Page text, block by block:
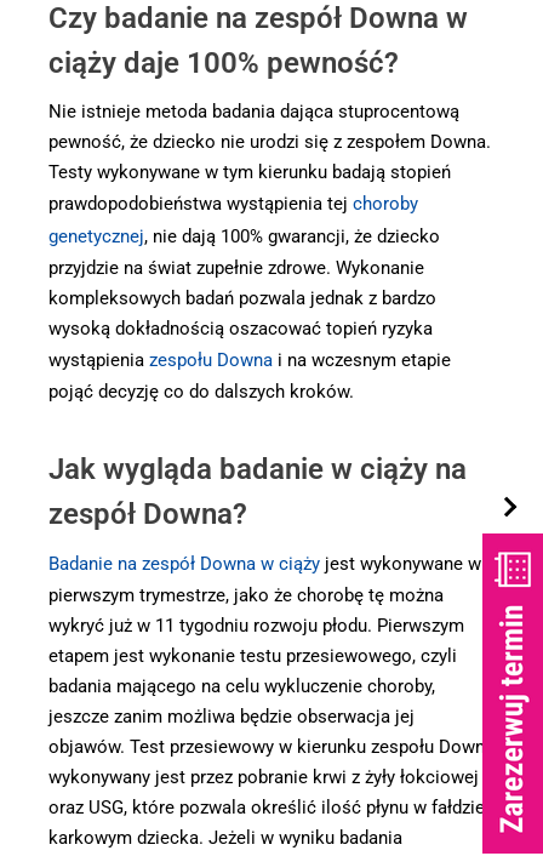
Czy badanie na zespół Downa w
ciąży daje 100% pewność?
Nie istnieje metoda badania dająca stuprocentową
pewność, że dziecko nie urodzi się z zespołem Downa.
Testy wykonywane w tym kierunku badają stopień
prawdopodobieństwa wystąpienia tej choroby
genetycznej, nie dają 100% gwarancji, że dziecko
przyjdzie na świat zupełnie zdrowe. Wykonanie
kompleksowych badań pozwala jednak z bardzo
wysoką dokładnością oszacować topień ryzyka
wystąpienia zespołu Downa i na wczesnym etapie
pojąć decyzję co do dalszych kroków.
Jak wygląda badanie w ciąży na
zespół Downa?
Badanie na zespół Downa w ciąży jest wykonywane w
pierwszym trymestrze, jako że chorobę tę można
wykryć już w 11 tygodniu rozwoju płodu. Pierwszym
etapem jest wykonanie testu przesiewowego, czyli
badania mającego na celu wykluczenie choroby,
jeszcze zanim możliwa będzie obserwacja jej
objawów. Test przesiewowy w kierunku zespołu Downa
wykonywany jest przez pobranie krwi z żyły łokciowej
oraz USG, które pozwala określić ilość płynu w fałdzie
karkowym dziecka. Jeżeli w wyniku badania